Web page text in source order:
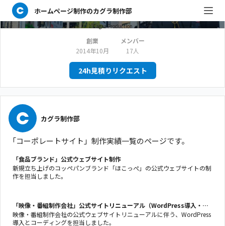
ホームページ制作のカグラ制作部
カグラ制作部
Cagra Production
創業
2014年10月
メンバー
17人
24h見積りリクエスト
カグラ制作部
「コーポレートサイト」制作実績一覧のページです。
「食品ブランド」公式ウェブサイト制作
新規立ち上げのコッペパンブランド「ほこっぺ」の公式ウェブサイトの制
作を担当しました。
「映像・番組制作会社」公式サイトリニューアル（WordPress導入・コ
ーディング）
映像・番組制作会社の公式ウェブサイトリニューアルに伴う、WordPress
導入とコーディングを担当しました。